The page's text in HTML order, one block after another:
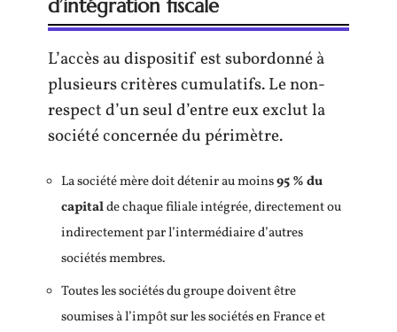
d’intégration fiscale
L’accès au dispositif est subordonné à
plusieurs critères cumulatifs. Le non-
respect d’un seul d’entre eux exclut la
société concernée du périmètre.
La société mère doit détenir au moins95 % du
capitalde chaque filiale intégrée, directement ou
indirectement par l’intermédiaire d’autres
sociétés membres.
Toutes les sociétés du groupe doivent être
soumises à l’impôt sur les sociétés en France et